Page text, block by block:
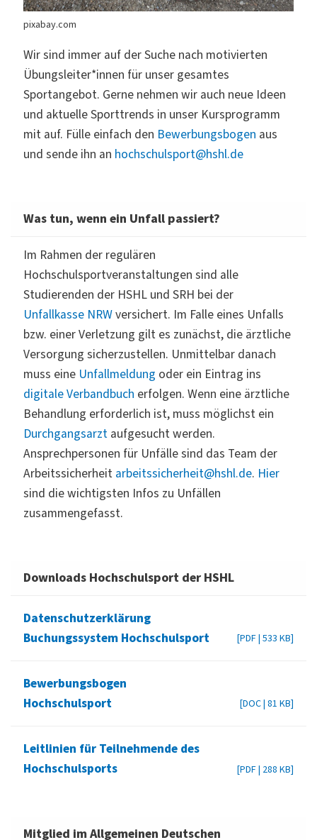
pixabay.com
Wir sind immer auf der Suche nach motivierten
Übungsleiter*innen für unser gesamtes
Sportangebot. Gerne nehmen wir auch neue Ideen
und aktuelle Sporttrends in unser Kursprogramm
mit auf. Fülle einfach den Bewerbungsbogen aus
und sende ihn an hochschulsport@hshl.de
Was tun, wenn ein Unfall passiert?
Im Rahmen der regulären
Hochschulsportveranstaltungen sind alle
Studierenden der HSHL und SRH bei der
Unfallkasse NRWversichert. Im Falle eines Unfalls
bzw. einer Verletzung gilt es zunächst, die ärztliche
Versorgung sicherzustellen. Unmittelbar danach
muss eine Unfallmeldung oder ein Eintrag ins
digitale Verbandbuch erfolgen. Wenn eine ärztliche
Behandlung erforderlich ist, muss möglichst ein
Durchgangsarztaufgesucht werden.
Ansprechpersonen für Unfälle sind das Team der
Arbeitssicherheit arbeitssicherheit@hshl.de. Hier
sind die wichtigsten Infos zu Unfällen
zusammengefasst.
Downloads Hochschulsport der HSHL
Datenschutzerklärung
Buchungssystem Hochschulsport
[PDF | 533 KB]
Bewerbungsbogen
Hochschulsport
[DOC | 81 KB]
Leitlinien für Teilnehmende des
Hochschulsports
[PDF | 288 KB]
Mitglied im Allgemeinen Deutschen